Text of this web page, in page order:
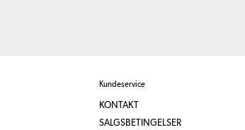
Kundeservice
KONTAKT
SALGSBETINGELSER